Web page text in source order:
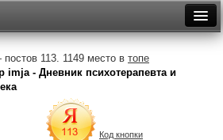
Неделя
Месяц
113. 1149 место в топе
imja - Дневник психотерапевта и
Код кнопки